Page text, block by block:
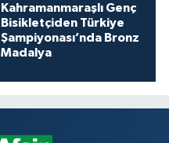
Kahramanmaraşlı Genç
Bisikletçiden Türkiye
Şampiyonası’nda Bronz
Madalya